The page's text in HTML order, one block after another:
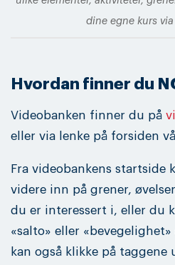
dine egne kurs
Hvordan finner du
Videobanken finner du på
eller via lenke på forsiden
Fra videobankens startside
videre inn på grener,
du er interessert i, eller du
«salto» eller
kan også klikke på taggene